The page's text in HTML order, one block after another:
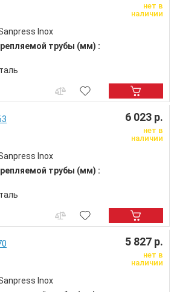
Inox
трубы (мм) :
нет в
наличии
Inox
трубы (мм) :
6 023 р.
нет в
наличии
Inox
5 827 р.
нет в
наличии